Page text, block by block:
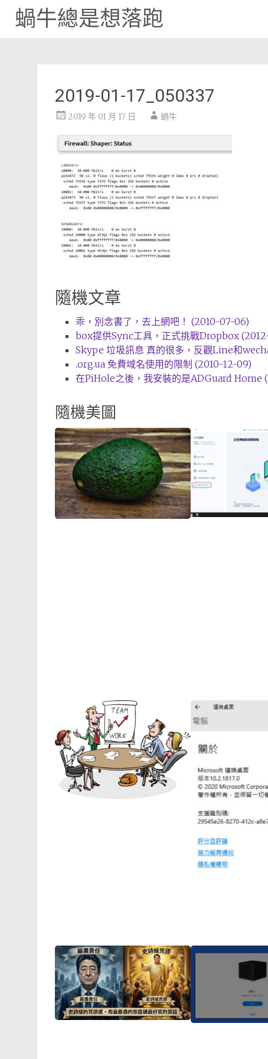
蝸牛總是想落跑
2019-01-17_050337
2019 年 01 月 17 日 蝸牛
隨機文章
乖，別念書了，去上網吧！ (2010-07-06)
box提供Sync工具，正式挑戰Dropbox
Skype 垃圾訊息 真的很多，反觀Line和
.org.ua 免費域名使用的限制 (2010-12-09)
在PiHole之後，我安裝的是ADGuard Home
隨機美圖